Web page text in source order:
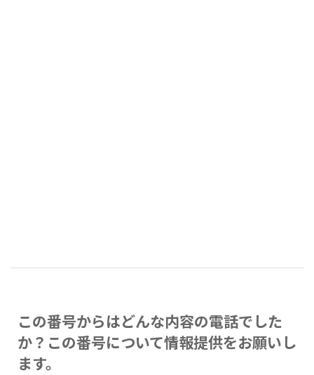
この番号からはどんな内容の電話でした
か？この番号について情報提供をお願いし
ます。